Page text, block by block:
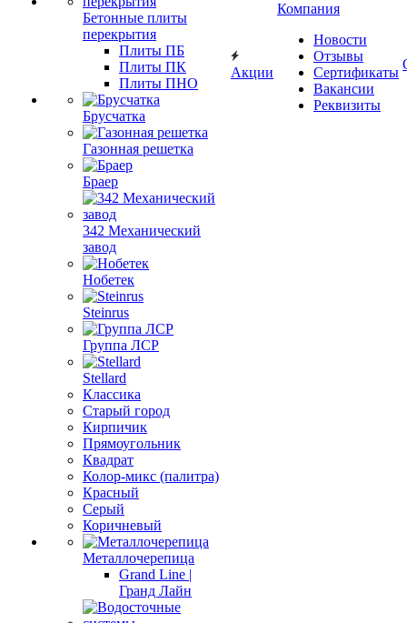
Бетонные плиты
перекрытия
Плиты ПБ
Плиты ПК
Плиты ПНО
Брусчатка
Газонная решетка
Браер
342 Механический
завод
Нобетек
Steinrus
Группа ЛСР
Stellard
Классика
Старый город
Кирпичик
Прямоугольник
Квадрат
Колор-микс (палитра)
Красный
Серый
Коричневый
Металлочерепица
Grand Line |
Гранд Лайн
Акции
Компания
Новости
Отзывы
Сертификаты
Вакансии
Реквизиты